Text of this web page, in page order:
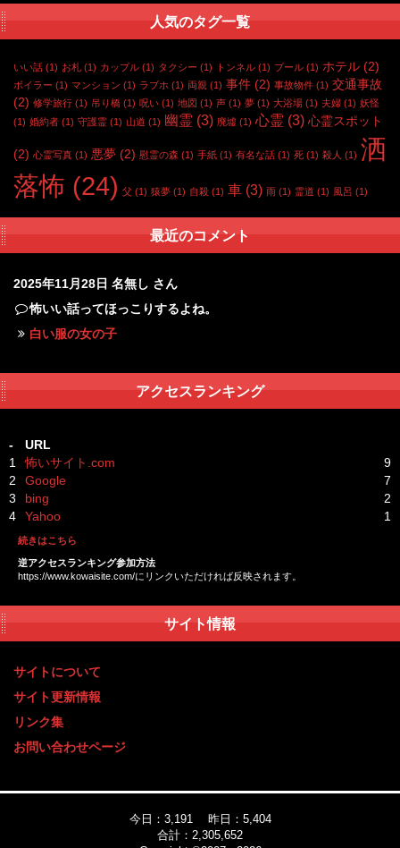
人気のタグ一覧
いい話 (1) お札 (1) カップル (1) タクシー (1) トンネル (1) プール (1) ホテル (2)
ボイラー (1) マンション (1) ラブホ (1) 両親 (1) 事件 (2) 事故物件 (1) 交通事故
(2) 修学旅行 (1) 吊り橋 (1) 呪い (1) 地図 (1) 声 (1) 夢 (1) 大浴場 (1) 夫婦 (1) 妖怪
(1) 婚約者 (1) 守護霊 (1) 山道 (1) 幽霊 (3) 廃墟 (1) 心霊 (3) 心霊スポット
(2) 心霊写真 (1) 悪夢 (2) 慰霊の森 (1) 手紙 (1) 有名な話 (1) 死 (1) 殺人 (1) 洒
落怖 (24) 父 (1) 猿夢 (1) 自殺 (1) 車 (3) 雨 (1) 霊道 (1) 風呂 (1)
最近のコメント
2025年11月28日 名無し さん
怖いい話ってほっこりするよね。
白い服の女の子
アクセスランキング
-
URL
1
怖いサイト.com
9
2
Google
7
3
bing
2
4
Yahoo 1
続きはこちら
逆アクセスランキング参加方法
https://www.kowaisite.com/にリンクいただければ反映されます。
サイト情報
サイトについて
サイト更新情報
リンク集
お問い合わせページ
今日：3,191 昨日：5,404
合計：2,305,652